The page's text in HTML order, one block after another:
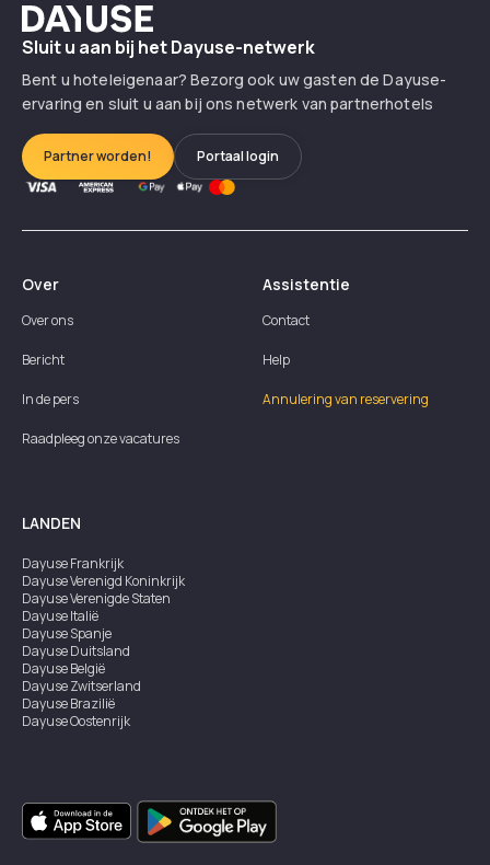
Dayuse
Sluit u aan bij het Dayuse-netwerk
Bent u hoteleigenaar? Bezorg ook uw gasten de Dayuse-
ervaring en sluit u aan bij ons netwerk van partnerhotels
Partner worden! Portaal login
Over
Over ons
Bericht
In de pers
Raadpleeg onze vacatures
Assistentie
Contact
Help
Annulering van reservering
LANDEN
DayuseFrankrijk
DayuseVerenigd Koninkrijk
DayuseVerenigde Staten
DayuseItalië
DayuseSpanje
DayuseDuitsland
DayuseBelgië
DayuseZwitserland
DayuseBrazilië
DayuseOostenrijk
DayuseSingapore
DayuseZweden
DayuseThailand